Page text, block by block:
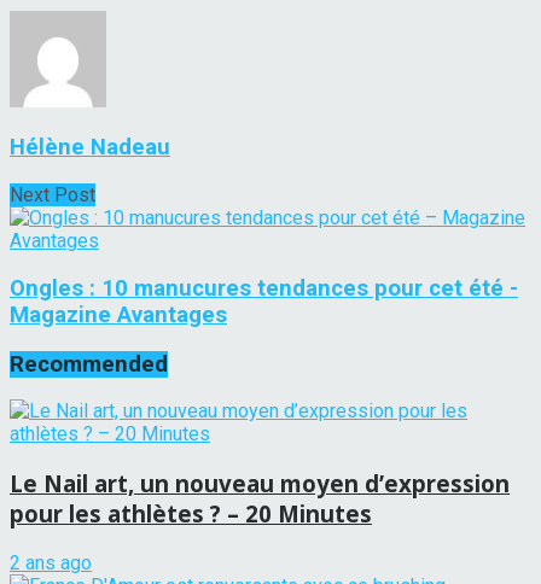
Hélène Nadeau
Next Post
Ongles : 10 manucures tendances pour cet été -
Magazine Avantages
Recommended
Le Nail art, un nouveau moyen d’expression
pour les athlètes ? – 20 Minutes
2 ans ago